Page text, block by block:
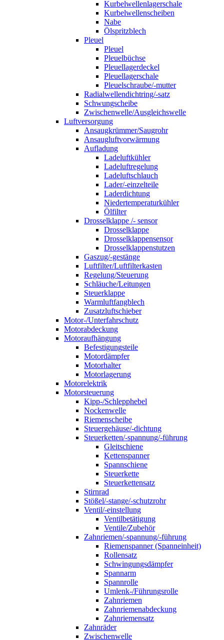
Kurbelwellenlagerschale
Kurbelwellenscheiben
Nabe
Ölspritzblech
Pleuel
Pleuel
Pleuelbüchse
Pleuellagerdeckel
Pleuellagerschale
Pleuelschraube/-mutter
Radialwellendichtring/-satz
Schwungscheibe
Zwischenwelle/Ausgleichswelle
Luftversorgung
Ansaugkrümmer/Saugrohr
Ansaugluftvorwärmung
Aufladung
Ladeluftkühler
Ladeluftregelung
Ladeluftschlauch
Lader/-einzelteile
Laderdichtung
Niedertemperaturkühler
Ölfilter
Drosselklappe /- sensor
Drosselklappe
Drosselklappensensor
Drosselklappenstutzen
Gaszug/-gestänge
Luftfilter/Luftfilterkasten
Regelung/Steuerung
Schläuche/Leitungen
Steuerklappe
Warmluftfangblech
Zusatzluftschieber
Motor-/Unterfahrschutz
Motorabdeckung
Motoraufhängung
Befestigungsteile
Motordämpfer
Motorhalter
Motorlagerung
Motorelektrik
Motorsteuerung
Kipp-/Schlepphebel
Nockenwelle
Riemenscheibe
Steuergehäuse/-dichtung
Steuerketten/-spannung/-führung
Gleitschiene
Kettenspanner
Spannschiene
Steuerkette
Steuerkettensatz
Stirnrad
Stößel/-stange/-schutzrohr
Ventil/-einstellung
Ventilbetätigung
Ventile/Zubehör
Zahnriemen/-spannung/-führung
Riemenspanner (Spanneinheit)
Rollensatz
Schwingungsdämpfer
Spannarm
Spannrolle
Umlenk-/Führungsrolle
Zahnriemen
Zahnriemenabdeckung
Zahnriemensatz
Zahnräder
Zwischenwelle